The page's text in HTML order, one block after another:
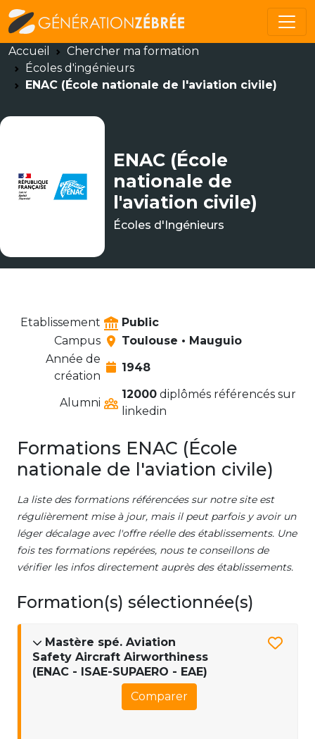
Accueil
Chercher ma formation
Écoles d'ingénieurs
ENAC (École nationale de l'aviation civile)
ENAC (École
nationale de
l'aviation civile)
Écoles d'Ingénieurs
Etablissement
Public
Campus
Toulouse • Mauguio
Année de
création
1948
Alumni
12000 diplômés référencés sur
linkedin
Formations ENAC (École
nationale de l'aviation civile)
La liste des formations référencées sur notre site est
régulièrement mise à jour, mais il peut parfois y avoir un
léger décalage avec l'offre réelle des établissements. Une
fois tes formations repérées, nous te conseillons de
vérifier les infos directement auprès des établissements.
Formation(s) sélectionnée(s)
Mastère spé. Aviation
Safety Aircraft Airworthiness
(ENAC - ISAE-SUPAERO - EAE)
Comparer